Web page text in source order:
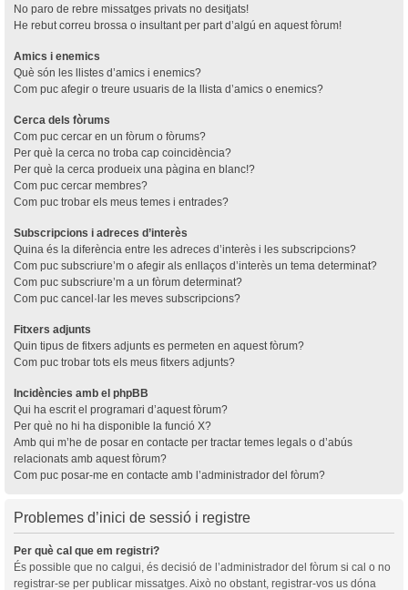
No paro de rebre missatges privats no desitjats!
He rebut correu brossa o insultant per part d’algú en aquest fòrum!
Amics i enemics
Què són les llistes d’amics i enemics?
Com puc afegir o treure usuaris de la llista d’amics o enemics?
Cerca dels fòrums
Com puc cercar en un fòrum o fòrums?
Per què la cerca no troba cap coincidència?
Per què la cerca produeix una pàgina en blanc!?
Com puc cercar membres?
Com puc trobar els meus temes i entrades?
Subscripcions i adreces d’interès
Quina és la diferència entre les adreces d’interès i les subscripcions?
Com puc subscriure’m o afegir als enllaços d’interès un tema determinat?
Com puc subscriure’m a un fòrum determinat?
Com puc cancel·lar les meves subscripcions?
Fitxers adjunts
Quin tipus de fitxers adjunts es permeten en aquest fòrum?
Com puc trobar tots els meus fitxers adjunts?
Incidències amb el phpBB
Qui ha escrit el programari d’aquest fòrum?
Per què no hi ha disponible la funció X?
Amb qui m’he de posar en contacte per tractar temes legals o d’abús
relacionats amb aquest fòrum?
Com puc posar-me en contacte amb l’administrador del fòrum?
Problemes d’inici de sessió i registre
Per què cal que em registri?
És possible que no calgui, és decisió de l’administrador del fòrum si cal o no
registrar-se per publicar missatges. Això no obstant, registrar-vos us dóna